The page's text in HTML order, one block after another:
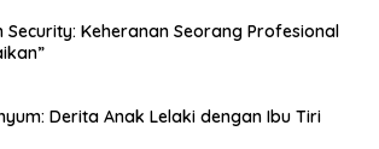
Security: Keheranan Seorang Profesional
Derita Anak Lelaki dengan Ibu Tiri